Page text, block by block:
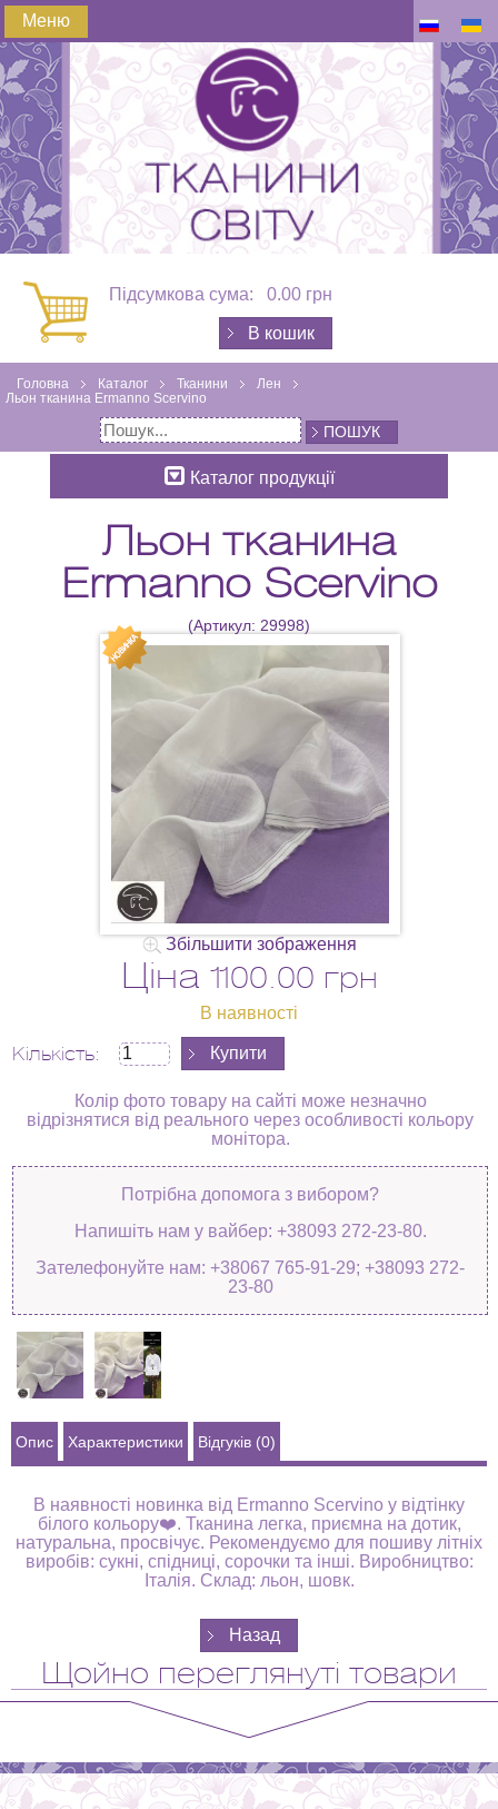
Меню
Підсумкова сума: 0.00 грн
В кошик
Головна Каталог Тканини
Лен
Льон тканина Ermanno Scervino
ПОШУК
Каталог продукції
Льон тканина
Ermanno Scervino
(Артикул: 29998)
Збільшити зображення
Ціна 1100.00 грн
В наявності
Кількість:
Колір фото товару на сайті може незначно
відрізнятися від реального через особливості кольору
монітора.
Потрібна допомога з вибором?
Напишіть нам у вайбер: +38093 272-23-80.
Зателефонуйте нам: +38067 765-91-29; +38093 272-
23-80
Опис Характеристики Відгуків (0)
В наявності новинка від Ermanno Scervino у відтінку
білого кольору❤️. Тканина легка, приємна на дотик,
натуральна, просвічує. Рекомендуємо для пошиву літніх
виробів: сукні, спідниці, сорочки та інші. Виробництво:
Італія. Склад: льон, шовк.
Щойно переглянуті товари